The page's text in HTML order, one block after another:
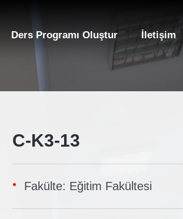
Ders Programı Oluştur İletişim
C-K3-13
Fakülte: Eğitim Fakültesi